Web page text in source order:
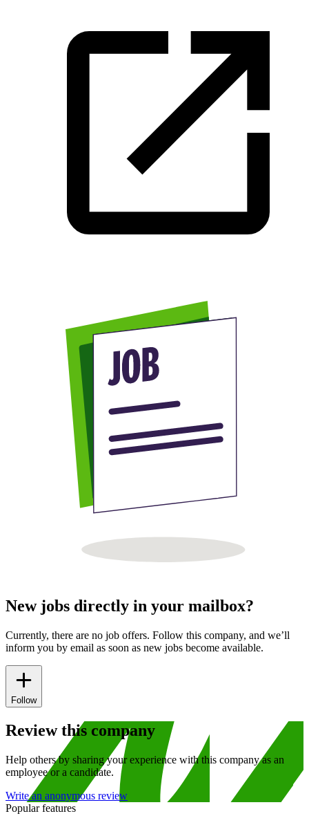
New jobs directly in your mailbox?
Currently, there are no job offers. Follow this company, and we’ll
inform you by email as soon as new jobs become available.
Follow
Review this company
Help others by sharing your experience with this company as an
employee or a candidate.
Write an anonymous review
Popular features